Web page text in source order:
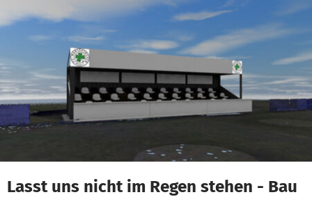
Show accessibility statement
Lasst uns nicht im Regen stehen - Bau